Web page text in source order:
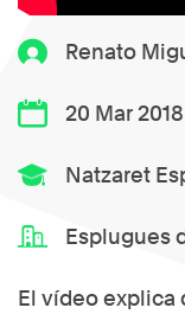
Renato
20 Mar 2018
Natzaret
Esplugues
El vídeo